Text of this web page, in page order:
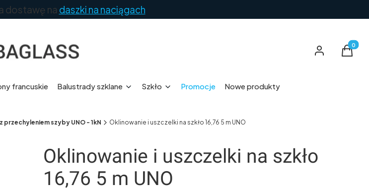
dostawę na daszki na naciągach
Zaloguj sięKoszyk
francuskie Balustrady szklane Szkło Promocje Nowe produkty
przechyleniem szyby UNO - 1kN Oklinowanie i uszczelki na szkło 16,76 5 m UNO
Oklinowanie i uszczelki na szkło
16,76 5 m UNO